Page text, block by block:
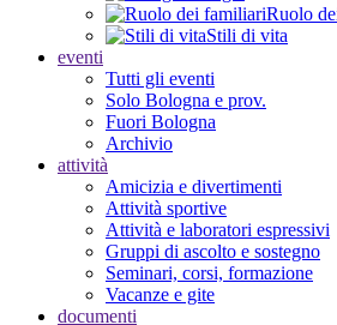
Ruolo
Stili di vita
eventi
Tutti gli eventi
Solo Bologna e prov.
Fuori Bologna
Archivio
attività
Amicizia e divertimenti
Attività sportive
Attività e laboratori espressivi
Gruppi di ascolto e sostegno
Seminari, corsi, formazione
Vacanze e gite
documenti